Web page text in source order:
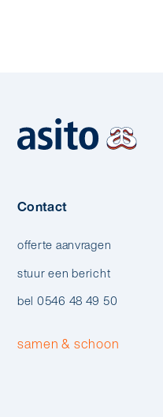
Contact
offerte aanvragen
stuur een bericht
bel 0546 48 49 50
samen & schoon